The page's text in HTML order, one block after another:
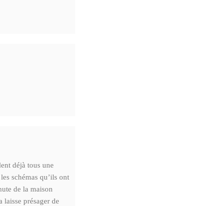
déjà tous une
schémas qu’ils ont
de la maison
présager de